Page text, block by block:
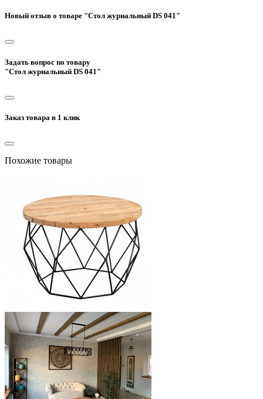
Новый отзыв о товаре "Стол журнальный DS 041"
Задать вопрос по товару
"Стол журнальный DS 041"
Заказ товара в 1 клик
Похожие товары